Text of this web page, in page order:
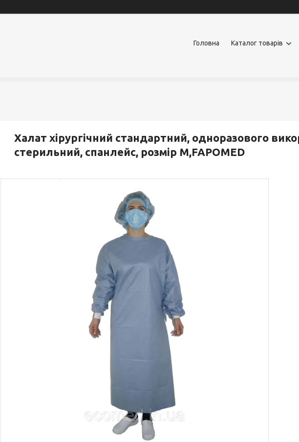
Головна Каталог товарів
Халат хірургічний стандартний, одноразового
стерильний, спанлейс, розмір M,FAPOMED